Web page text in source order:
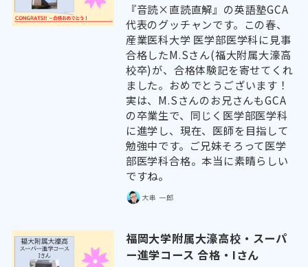
『音読×直読直解』の英語塾GCA
代表のグッチャンです。この春、
産業医科大学 医学部医学科に見事
合格したM.Sさん(福大附属大濠高
校卒)が、合格体験記を寄せてくれ
ました。おめでとうございます！
実は、M.Sさんのお兄さんもGCA
の卒業生で、同じく医学部医学科
に進学し、現在、医師を目指して
勉強中です。ご兄妹そろって医学
部医学科合格。本当に素晴らしい
ですね。
大串 一郎
福岡大学附属大濠高校・スーパ
ー進学コース 合格・Iさん